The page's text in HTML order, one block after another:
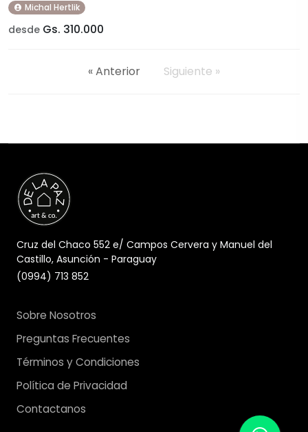
Michal Hertlik
desde Gs. 310.000
« Anterior Siguiente »
Cruz del Chaco 552 e/ Campos Cervera y Manuel del
Castillo, Asunción - Paraguay
(0994) 713 852
Sobre Nosotros
Preguntas Frecuentes
Términos y Condiciones
Política de Privacidad
Contactanos